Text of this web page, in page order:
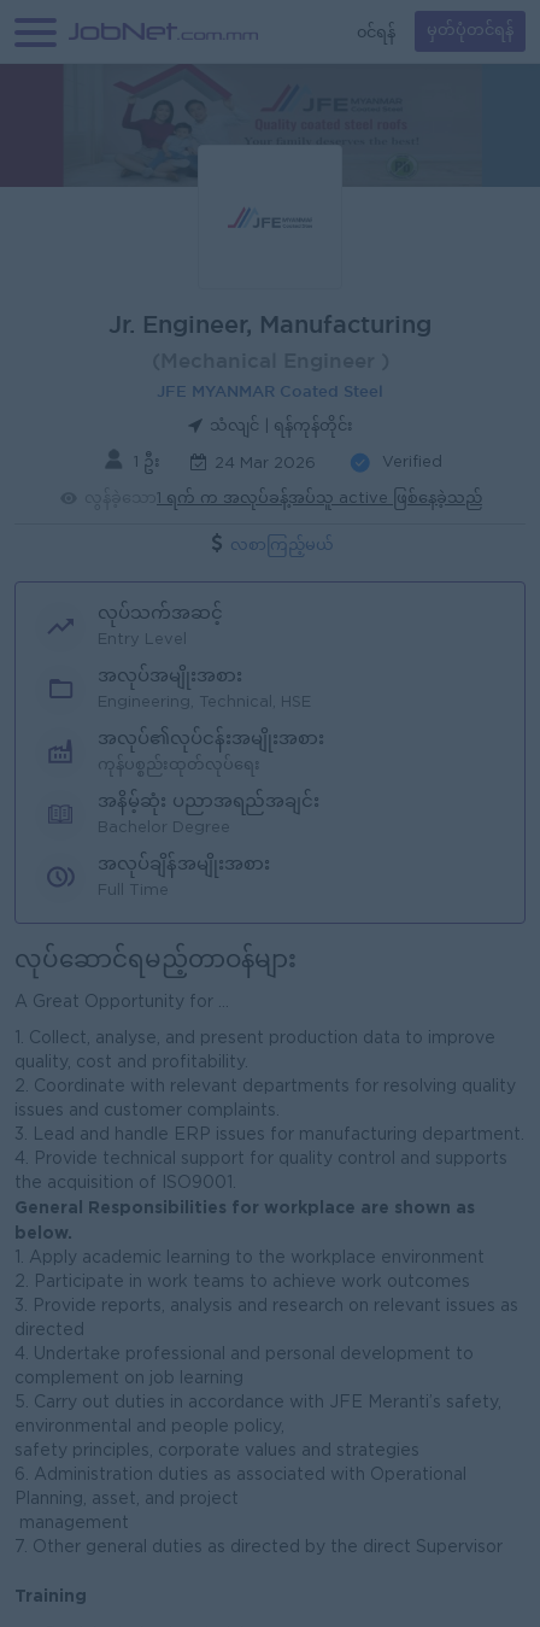
၀င်ရန် မှတ်ပုံတင်ရန်
Jr. Engineer, Manufacturing
JFE MYANMAR Coated Steel
သံလျင် | ရန်ကုန်တိုင်း
1 ဦး 24 Mar 2026 Verified
1 ရက် က အလုပ်ခန့်အပ်သူ active ဖြစ်နေခဲ့သည်
လစာကြည့်မယ်
လုပ်သက်အဆင့်
Entry Level
အလုပ်အမျိုးအစား
Engineering, Technical, HSE
အလုပ်၏လုပ်ငန်းအမျိုးအစား
ကုန်ပစ္စည်းထုတ်လုပ်ရေး
အနိမ့်ဆုံး ပညာအရည်အချင်း
Bachelor Degree
အလုပ်ချိန်အမျိုးအစား
Full Time
လုပ်ဆောင်ရမည့်တာဝန်များ
A Great Opportunity for ...
1. Collect, analyse, and present production data to improve
quality, cost and profitability.
2. Coordinate with relevant departments for resolving quality
issues and customer complaints.
3. Lead and handle ERP issues for manufacturing department.
4. Provide technical support for quality control and supports
the acquisition of ISO9001.
General Responsibilities for workplace are shown as
below.
1. Apply academic learning to the workplace environment
2. Participate in work teams to achieve work outcomes
3. Provide reports, analysis and research on relevant issues as
directed
4. Undertake professional and personal development to
complement on job learning
5. Carry out duties in accordance with JFE Meranti’s safety,
environmental and people policy,
safety principles, corporate values and strategies
6. Administration duties as associated with Operational
Planning, asset, and project
management
7. Other general duties as directed by the direct Supervisor
Training